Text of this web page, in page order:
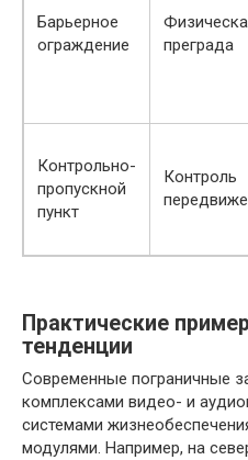
Барьерное
ограждение
преграда
Контрольно-
пропускной
пункт
Контроль
Практические
тенденции
Современные пограничные
комплексами видео- и
системами
модулями. Например, на